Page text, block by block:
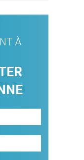
À